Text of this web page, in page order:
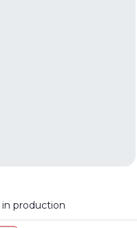
production